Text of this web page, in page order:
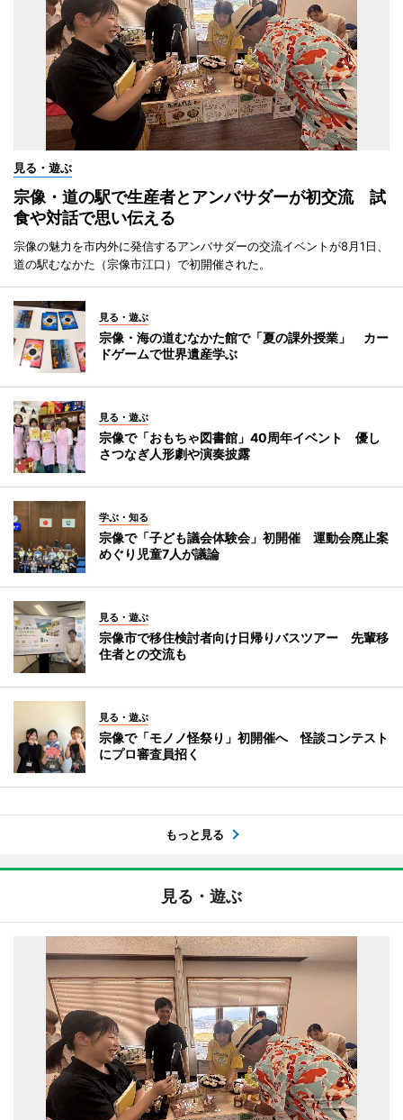
見る・遊ぶ
宗像・道の駅で生産者とアンバサダーが初交流 試
食や対話で思い伝える
宗像の魅力を市内外に発信するアンバサダーの交流イベントが8月1日、
道の駅むなかた（宗像市江口）で初開催された。
見る・遊ぶ
宗像・海の道むなかた館で「夏の課外授業」 カー
ドゲームで世界遺産学ぶ
見る・遊ぶ
宗像で「おもちゃ図書館」40周年イベント 優し
さつなぎ人形劇や演奏披露
学ぶ・知る
宗像で「子ども議会体験会」初開催 運動会廃止案
めぐり児童7人が議論
見る・遊ぶ
宗像市で移住検討者向け日帰りバスツアー 先輩移
住者との交流も
見る・遊ぶ
宗像で「モノノ怪祭り」初開催へ 怪談コンテスト
にプロ審査員招く
もっと見る
見る・遊ぶ